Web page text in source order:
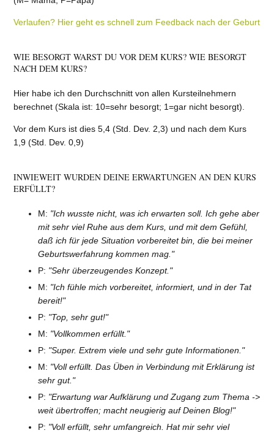
Verlaufen? Hier geht es schnell zum Feedback nach der Geburt
WIE BESORGT WARST DU VOR DEM KURS? WIE BESORGT
NACH DEM KURS?
Hier habe ich den Durchschnitt von allen Kursteilnehmern
berechnet (Skala ist: 10=sehr besorgt; 1=gar nicht besorgt).
Vor dem Kurs ist dies 5,4 (Std. Dev. 2,3) und nach dem Kurs
1,9 (Std. Dev. 0,9)
INWIEWEIT WURDEN DEINE ERWARTUNGEN AN DEN KURS
ERFÜLLT?
M: "Ich wusste nicht, was ich erwarten soll. Ich gehe aber
mit sehr viel Ruhe aus dem Kurs, und mit dem Gefühl,
daß ich für jede Situation vorbereitet bin, die bei meiner
Geburtswerfahrung kommen mag."
P: "Sehr überzeugendes Konzept."
M: "Ich fühle mich vorbereitet, informiert, und in der Tat
bereit!"
P: "Top, sehr gut!"
M: "Vollkommen erfüllt."
P: "Super. Extrem viele und sehr gute Informationen."
M: "Voll erfüllt. Das Üben in Verbindung mit Erklärung ist
sehr gut."
P: "Erwartung war Aufklärung und Zugang zum Thema ->
weit übertroffen; macht neugierig auf Deinen Blog!"
P: "Voll erfüllt, sehr umfangreich. Hat mir sehr viel